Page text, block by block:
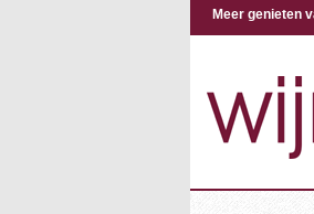
Meer genieten